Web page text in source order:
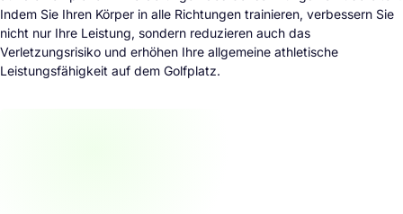
Indem Sie Ihren Körper in alle Richtungen trainieren, verbessern Sie
nicht nur Ihre Leistung, sondern reduzieren auch das
Verletzungsrisiko und erhöhen Ihre allgemeine athletische
Leistungsfähigkeit auf dem Golfplatz.